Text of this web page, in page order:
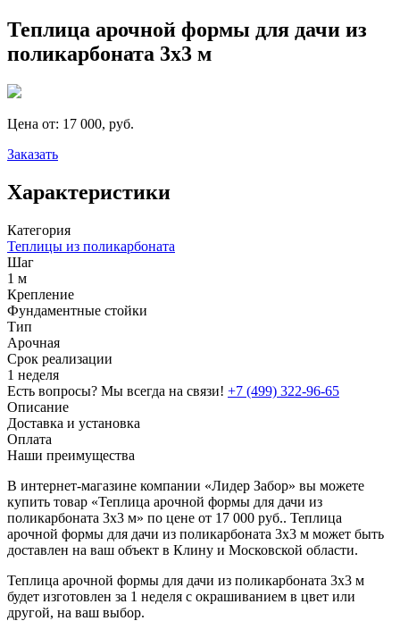
Теплица арочной формы для дачи из
поликарбоната 3х3 м
Цена от: 17 000, руб.
Заказать
Характеристики
Категория
Теплицы из поликарбоната
Шаг
1 м
Крепление
Фундаментные стойки
Тип
Арочная
Срок реализации
1 неделя
Есть вопросы? Мы всегда на связи! +7 (499) 322-96-65
Описание
Доставка и установка
Оплата
Наши преимущества
В интернет-магазине компании «Лидер Забор» вы можете
купить товар «Теплица арочной формы для дачи из
поликарбоната 3х3 м» по цене от 17 000 руб.. Теплица
арочной формы для дачи из поликарбоната 3х3 м может быть
доставлен на ваш объект в Клину и Московской области.
Теплица арочной формы для дачи из поликарбоната 3х3 м
будет изготовлен за 1 неделя с окрашиванием в цвет или
другой, на ваш выбор.